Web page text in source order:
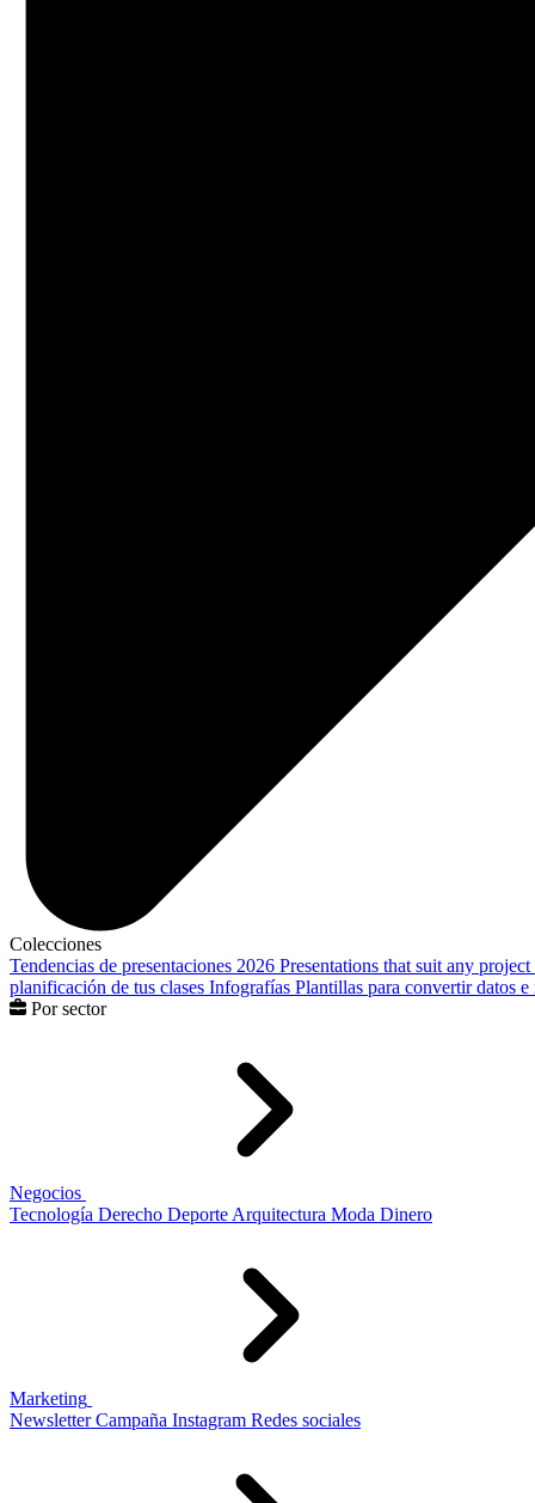
Colecciones
Tendencias de presentaciones 2026 Presentations that suit any project
planificación de tus clases Infografías Plantillas para convertir datos
Por sector
Negocios
Tecnología Derecho Deporte Arquitectura Moda Dinero
Marketing
Newsletter Campaña Instagram Redes sociales